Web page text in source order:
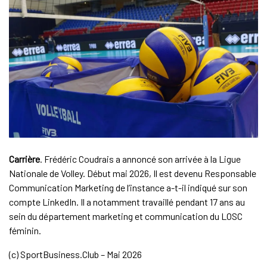
Carrière. Frédéric Coudrais a annoncé son arrivée à la Ligue
Nationale de Volley. Début mai 2026, Il est devenu Responsable
Communication Marketing de l’instance a-t-il indiqué sur son
compte LinkedIn. Il a notamment travaillé pendant 17 ans au
sein du département marketing et communication du LOSC
féminin.
(c) SportBusiness.Club – Mai 2026